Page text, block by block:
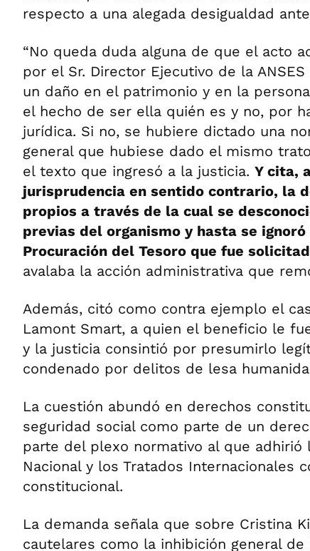
respecto a una alegada desigualdad
“No queda duda alguna de que el acto
por el Sr. Director Ejecutivo de la
un daño en el patrimonio y en la
el hecho de ser ella quién es y no, por
jurídica. Si no, se hubiere dictado una
general que hubiese dado el mismo
el texto que ingresó a la justicia. Y cita,
jurisprudencia en sentido contrario, la
propios a través de la cual se
previas del organismo y hasta se
Procuración del Tesoro que fue
avalaba la acción administrativa que
Además, citó como contra ejemplo el
Lamont Smart, a quien el beneficio le
y la justicia consintió por presumirlo
condenado por delitos de lesa
La cuestión abundó en derechos
seguridad social como parte de un
parte del plexo normativo al que adhirió
Nacional y los Tratados Internacionales
constitucional.
La demanda señala que sobre Cristina
cautelares como la inhibición general